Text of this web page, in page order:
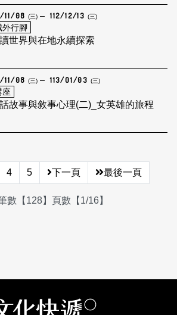
11/08 (三) 112/12/13 (三)
外行腳
世界與在地永續探索
11/08 (三) 113/01/03 (三)
座
故事與敘事心理(二)_女英雄的旅程
4 5 下一頁 最後一頁
數【128】頁數【1/16】